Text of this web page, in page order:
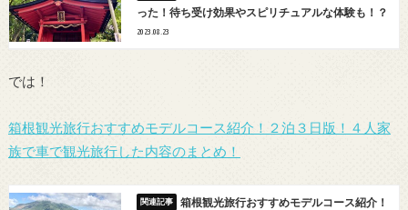
った！待ち受け効果やスピリチュアルな体験も！？
2023.08.23
では！
箱根観光旅行おすすめモデルコース紹介！２泊３日版！４人家
族で車で観光旅行した内容のまとめ！
箱根観光旅行おすすめモデルコース紹介！